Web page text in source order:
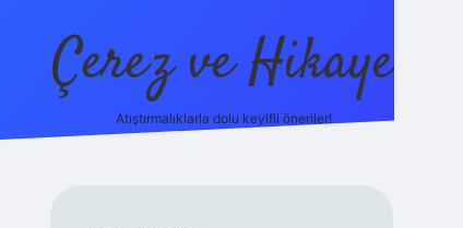
Çerez ve Hikaye
Atıştırmalıklarla dolu keyifli öneriler!